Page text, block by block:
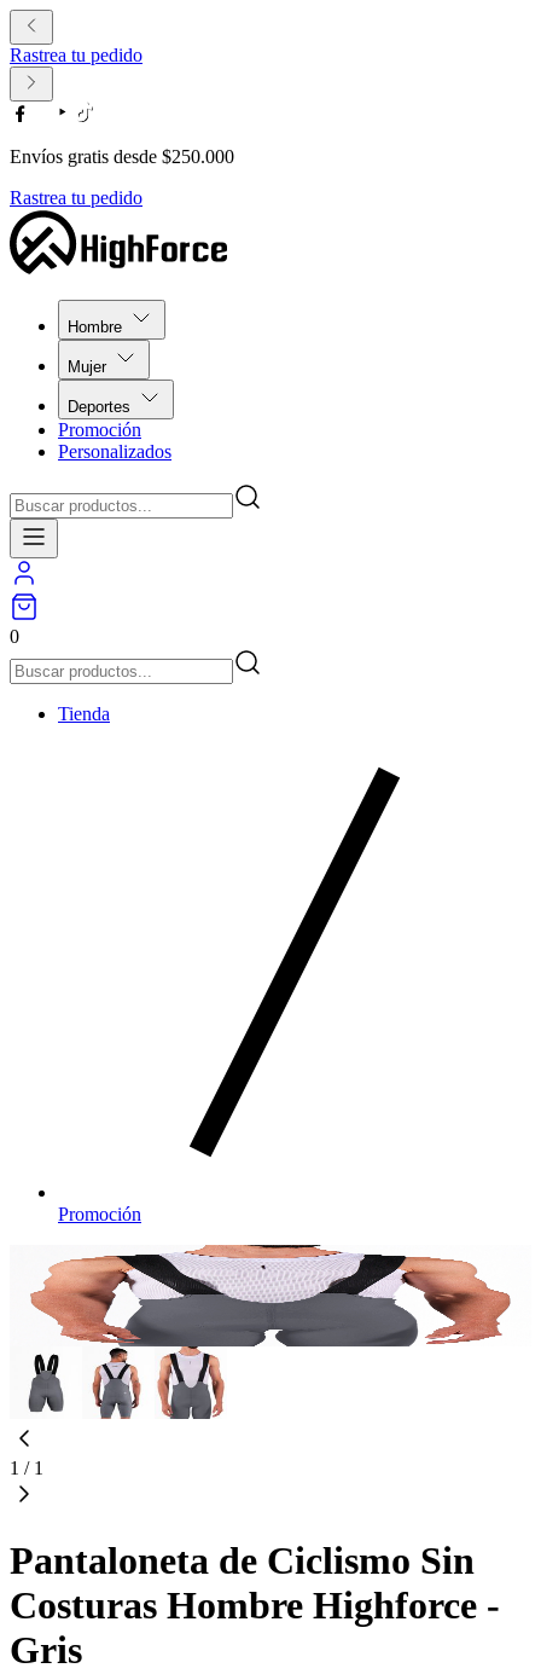
Rastrea tu pedido
Envíos gratis desde $250.000
Rastrea tu pedido
Hombre
Mujer
Deportes
Promoción
Personalizados
0
Tienda
Promoción
1 / 1
Pantaloneta de Ciclismo Sin
Costuras Hombre Highforce -
Gris